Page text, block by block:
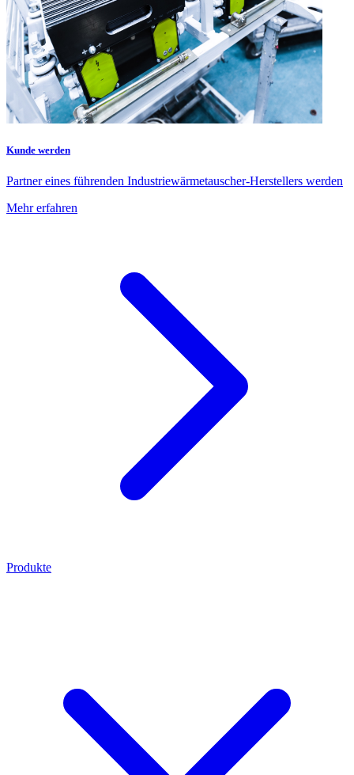
Kunde werden
Partner eines führenden Industriewärmetauscher-Herstellers werden
Mehr erfahren
Produkte